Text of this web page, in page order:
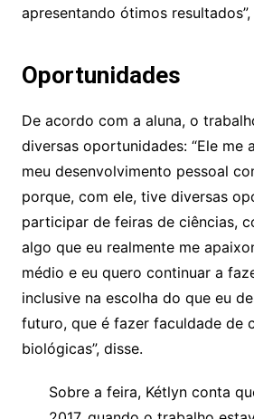
apresentando ótimos
Oportunidades
De acordo com a aluna, o
diversas oportunidades: “Ele me
meu desenvolvimento pessoal
porque, com ele, tive diversas
participar de feiras de ciências,
algo que eu realmente me
médio e eu quero continuar a
inclusive na escolha do que eu
futuro, que é fazer faculdade de
biológicas”, disse.
Sobre a feira, Kétlyn conta